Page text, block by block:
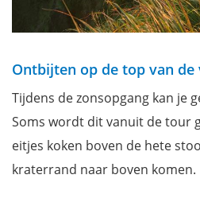
Ontbijten op de top van de
Tijdens de zonsopgang kan je
Soms wordt dit vanuit de tour
eitjes koken boven de hete
kraterrand naar boven komen.